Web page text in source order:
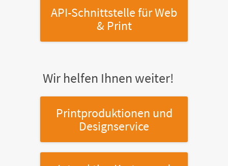
API-Schnittstellefür Web
& Print
Wir helfen Ihnen weiter!
Printproduktionen und
Designservice